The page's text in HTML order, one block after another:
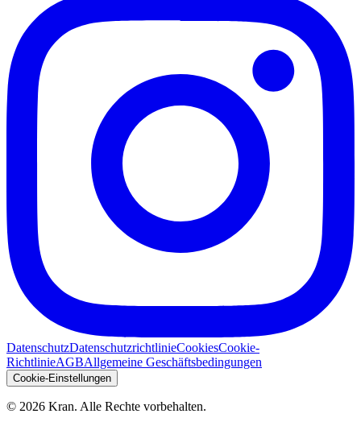
DatenschutzDatenschutzrichtlinieCookiesCookie-
RichtlinieAGBAllgemeine Geschäftsbedingungen
Cookie-Einstellungen
© 2026 Kran. Alle Rechte vorbehalten.